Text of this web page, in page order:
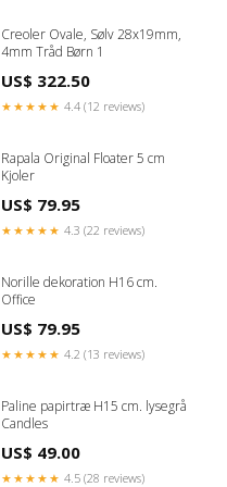
Creoler Ovale, Sølv 28x19mm,
4mm Tråd Børn 1
US$ 322.50
★★★★★ 4.4 (12 reviews)
Rapala Original Floater 5 cm
Kjoler
US$ 79.95
★★★★★ 4.3 (22 reviews)
Norille dekoration H16 cm.
Office
US$ 79.95
★★★★★ 4.2 (13 reviews)
Paline papirtræ H15 cm. lysegrå
Candles
US$ 49.00
★★★★★ 4.5 (28 reviews)